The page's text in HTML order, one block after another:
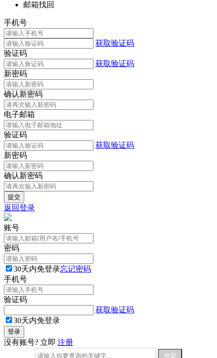
邮箱找回
手机号
获取验证码
验证码
获取验证码
新密码
确认新密码
电子邮箱
验证码
获取验证码
新密码
确认新密码
返回登录
账号
密码
30天内免登录忘记密码
手机号
验证码
获取验证码
30天内免登录
没有账号? 立即 注册